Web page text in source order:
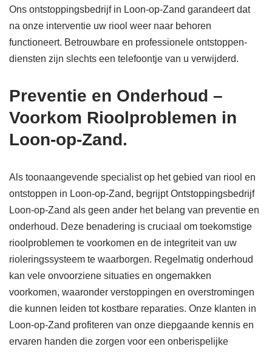
Ons ontstoppingsbedrijf in Loon-op-Zand garandeert dat
na onze interventie uw riool weer naar behoren
functioneert. Betrouwbare en professionele ontstoppen-
diensten zijn slechts een telefoontje van u verwijderd.
Preventie en Onderhoud –
Voorkom Rioolproblemen in
Loon-op-Zand.
Als toonaangevende specialist op het gebied van riool en
ontstoppen in Loon-op-Zand, begrijpt Ontstoppingsbedrijf
Loon-op-Zand als geen ander het belang van preventie en
onderhoud. Deze benadering is cruciaal om toekomstige
rioolproblemen te voorkomen en de integriteit van uw
rioleringssysteem te waarborgen. Regelmatig onderhoud
kan vele onvoorziene situaties en ongemakken
voorkomen, waaronder verstoppingen en overstromingen
die kunnen leiden tot kostbare reparaties. Onze klanten in
Loon-op-Zand profiteren van onze diepgaande kennis en
ervaren handen die zorgen voor een onberispelijke